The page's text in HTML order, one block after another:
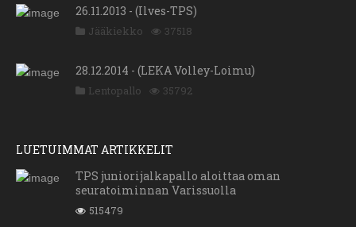
26.11.2013 - (Ilves-TPS)
Jääkiekko 37518
28.12.2014 - (LEKA Volley-Loimu)
Lentopallo 35792
LUETUIMMAT ARTIKKELIT
TPS juniorijalkapallo aloittaa oman
seuratoiminnan Varissuolla
515479